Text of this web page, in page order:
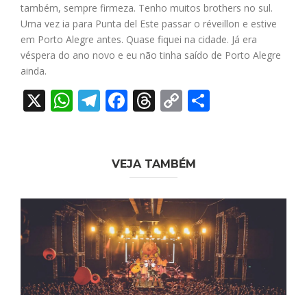
também, sempre firmeza. Tenho muitos brothers no sul.
Uma vez ia para Punta del Este passar o réveillon e estive
em Porto Alegre antes. Quase fiquei na cidade. Já era
véspera do ano novo e eu não tinha saído de Porto Alegre
ainda.
X WhatsApp
Telegram
Facebook
Threads
Copy
VEJA TAMBÉM